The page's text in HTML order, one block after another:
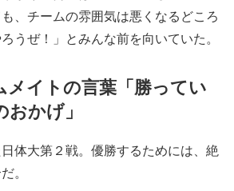
、チームの雰囲気は悪くなるどころ
うぜ！」とみんな前を向いていた。
メイトの言葉「勝ってい
おかげ」
体大第２戦。優勝するためには、絶
。